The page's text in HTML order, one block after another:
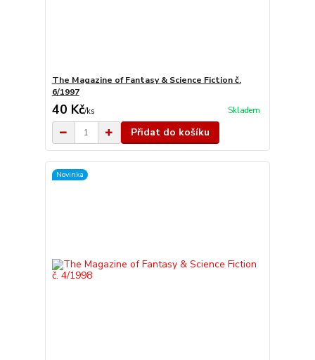
The Magazine of Fantasy & Science Fiction č.
6/1997
40 Kč/ks Skladem
Přidat do košíku
Novinka